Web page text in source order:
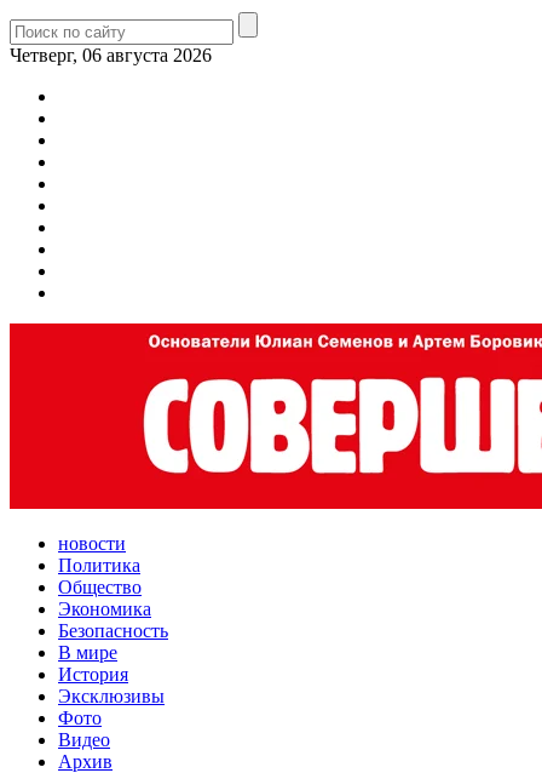
Четверг, 06 августа 2026
новости
Политика
Общество
Экономика
Безопасность
В мире
История
Эксклюзивы
Фото
Видео
Архив